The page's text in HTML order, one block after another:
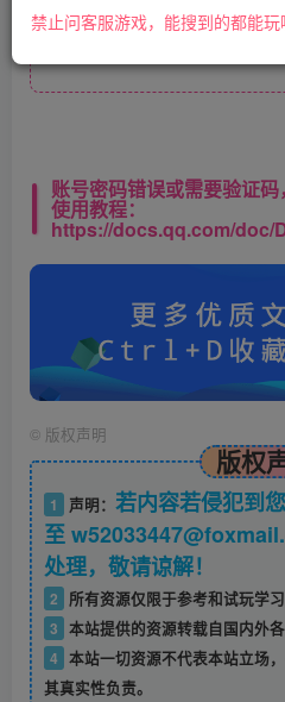
此处内容已隐藏
账号密码错误或需要验证
使用教程：
https://docs.qq.com/doc/
© 版权声明
版权
1 声明： 若内容若侵犯到
至
处理，敬请谅解！
2
所有资源仅限于参考和试玩学
3 本站提供的资源转载自国内外
4 本站一切资源不代表本站立场
其真实性负责。
禁止问客服游戏，能搜到的都能玩